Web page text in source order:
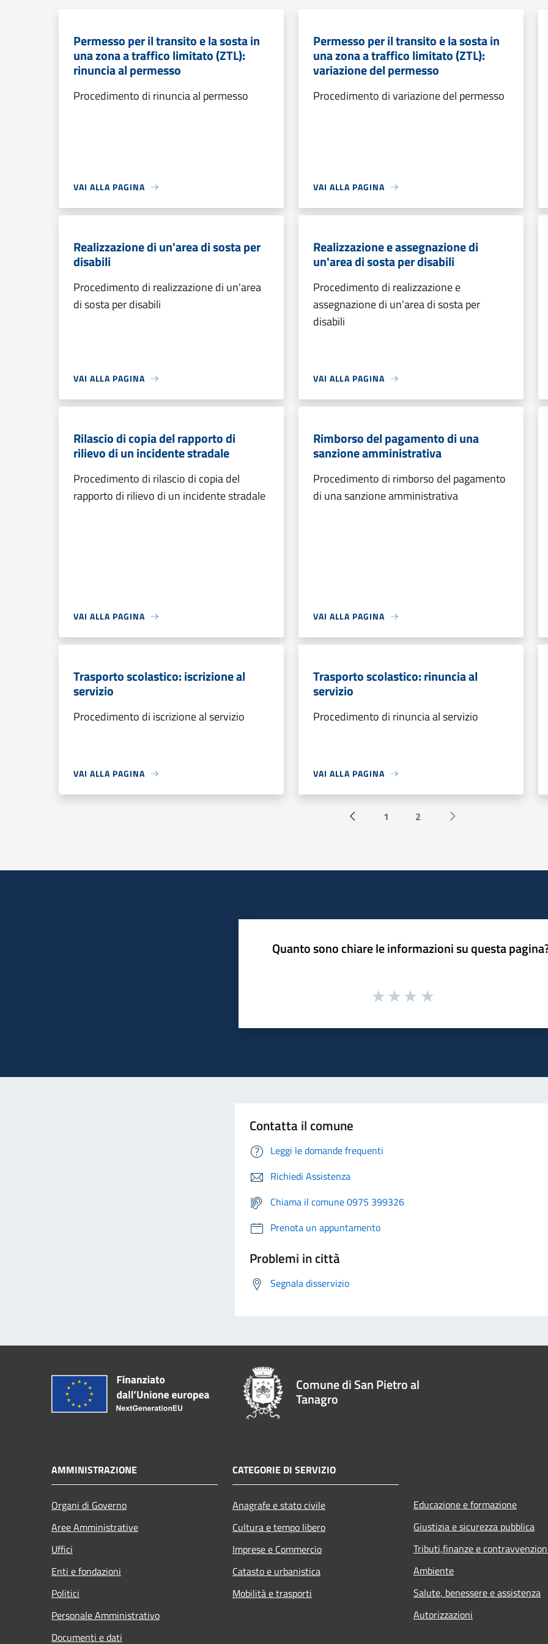
Permesso per il transito e la sosta in
una zona a traffico limitato (ZTL):
rinuncia al permesso
Procedimento di rinuncia al permesso
VAI ALLA PAGINA
Permesso per il transito e la sosta in
una zona a traffico limitato (ZTL):
variazione del permesso
Procedimento di variazione del permesso
VAI ALLA PAGINA
Realizzazione di un'area di sosta per
disabili
Procedimento di realizzazione di un'area
di sosta per disabili
VAI ALLA PAGINA
Realizzazione e assegnazione di
un'area di sosta per disabili
Procedimento di realizzazione e
assegnazione di un'area di sosta per
disabili
VAI ALLA PAGINA
Rilascio di copia del rapporto di
rilievo di un incidente stradale
Procedimento di rilascio di copia del
rapporto di rilievo di un incidente stradale
VAI ALLA PAGINA
Rimborso del pagamento di una
sanzione amministrativa
Procedimento di rimborso del pagamento
di una sanzione amministrativa
VAI ALLA PAGINA
Trasporto scolastico: iscrizione al
servizio
Procedimento di iscrizione al servizio
VAI ALLA PAGINA
Trasporto scolastico: rinuncia al
servizio
Procedimento di rinuncia al servizio
VAI ALLA PAGINA
« Precedente
1 2
Successiva »
Quanto sono chiare le informazioni su questa
Contatta il comune
Leggi le domande frequenti
Richiedi Assistenza
Chiama il comune 0975 399326
Prenota un appuntamento
Problemi in città
Segnala disservizio
Comune di San Pietro al
Tanagro
AMMINISTRAZIONE
Organi di Governo
Aree Amministrative
Uffici
Enti e fondazioni
Politici
Personale Amministrativo
Documenti e dati
CATEGORIE DI SERVIZIO
Anagrafe e stato civile
Cultura e tempo libero
Imprese e Commercio
Catasto e urbanistica
Mobilità e trasporti
Educazione e formazione
Giustizia e sicurezza pubblica
Tributi,finanze e
Ambiente
Salute, benessere e assistenza
Autorizzazioni